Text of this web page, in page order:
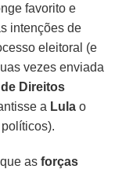
favorito e
intenções de
eleitoral (e
vezes enviada
Direitos
a Lula o
que asforças